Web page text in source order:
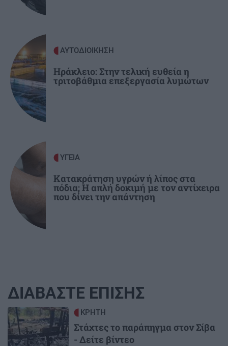
και τραυματισμοί μετά τις ισραηλινές
ΑΘΛΗΤΙΚΑ
Ο Τάσος Παπαπέτρου διαιτητής στο Super Cup,
ΟΦΗ και ΑΕΚ
ΑΥΤΟΔΙΟΙΚΗΣΗ
Ηράκλειο: Στην τελική ευθεία η
τριτοβάθμια επεξεργασία λυμώτων
ΥΓΕΙΑ
Κατακράτηση υγρών ή λίπος στα
πόδια; Η απλή δοκιμή με τον αντίχειρα
που δίνει την απάντηση
ΔΙΑΒΑΣΤΕ ΕΠΙΣΗΣ
Image ΚΡΗΤΗ
Στάχτες το παράπηγμα στον Σίβα
- Δείτε βίντεο